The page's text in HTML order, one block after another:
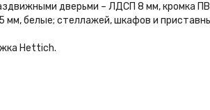
дверьми – ЛДСП 8 мм, кромка
белые; стеллажей, шкафов и
Hettich.